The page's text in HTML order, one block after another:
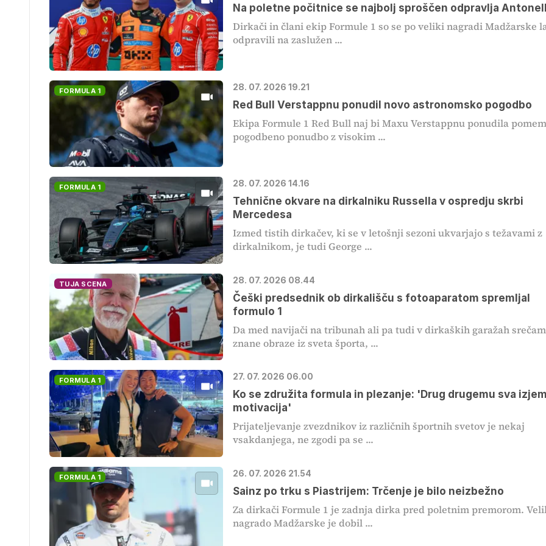
Na poletne počitnice se najbolj sproščen odpravlja
Dirkači in člani ekip Formule 1 so se po veliki nagradi Madžarske
odpravili na zaslužen ...
FORMULA 1 28. 07. 2026 19.21
Red Bull Verstappnu ponudil novo astronomsko pogodbo
Ekipa Formule 1 Red Bull naj bi Maxu Verstappnu ponudila
pogodbeno ponudbo z visokim ...
FORMULA 1 28. 07. 2026 14.16
Tehnične okvare na dirkalniku Russella v ospredju skrbi
Mercedesa
Izmed tistih dirkačev, ki se v letošnji sezoni ukvarjajo s težavami z
dirkalnikom, je tudi George ...
TUJA SCENA 28. 07. 2026 08.44
Češki predsednik ob dirkališču s fotoaparatom spremljal
formulo 1
Da med navijači na tribunah ali pa tudi v dirkaških garažah
znane obraze iz sveta športa, ...
FORMULA 1 27. 07. 2026 06.00
Ko se združita formula in plezanje: 'Drug drugemu sva
motivacija'
Prijateljevanje zvezdnikov iz različnih športnih svetov je nekaj
vsakdanjega, ne zgodi pa se ...
FORMULA 1 26. 07. 2026 21.54
Sainz po trku s Piastrijem: Trčenje je bilo neizbežno
Za dirkači Formule 1 je zadnja dirka pred poletnim premorom.
nagrado Madžarske je dobil ...